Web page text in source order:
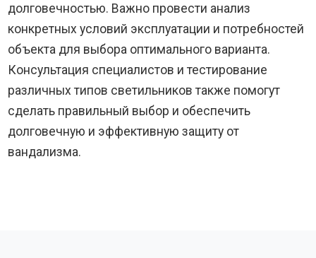
долговечностью. Важно провести анализ
конкретных условий эксплуатации и потребностей
объекта для выбора оптимального варианта.
Консультация специалистов и тестирование
различных типов светильников также помогут
сделать правильный выбор и обеспечить
долговечную и эффективную защиту от
вандализма.